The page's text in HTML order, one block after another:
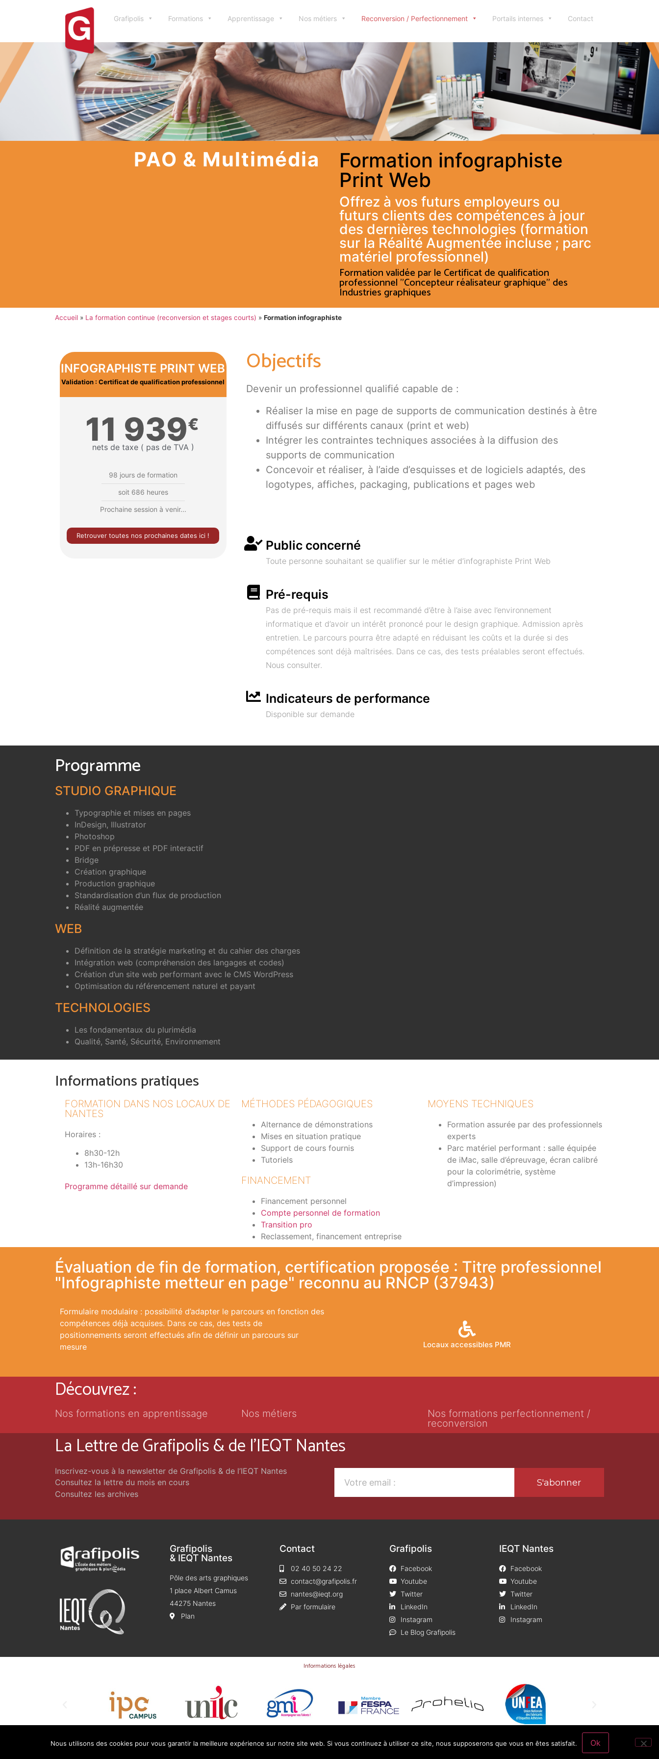
Grafipolis Formations Apprentissage Nos métiers Reconversion / Perfectionnement Portails internes Contact
PAO & Multimédia
Formation infographiste
Print Web
Offrez à vos futurs employeurs ou
futurs clients des compétences à jour
des dernières technologies (formation
sur la Réalité Augmentée incluse ; parc
matériel professionnel)
Formation validée par le Certificat de qualification
professionnel "Concepteur réalisateur graphique" des
Industries graphiques
Accueil » La formation continue (reconversion et stages courts) » Formation infographiste
INFOGRAPHISTE PRINT WEB
Validation : Certificat de qualification professionnel
11 939€
nets de taxe ( pas de TVA )
98 jours de formation
soit 686 heures
Prochaine session à venir...
Retrouver toutes nos prochaines dates ici !
Objectifs
Devenir un professionnel qualifié capable de :
Réaliser la mise en page de supports de communication destinés à être
diffusés sur différents canaux (print et web)
Intégrer les contraintes techniques associées à la diffusion des
supports de communication
Concevoir et réaliser, à l’aide d’esquisses et de logiciels adaptés, des
logotypes, affiches, packaging, publications et pages web
Public concerné
Toute personne souhaitant se qualifier sur le métier d’infographiste Print Web
Pré-requis
Pas de pré-requis mais il est recommandé d’être à l’aise avec l’environnement
informatique et d’avoir un intérêt prononcé pour le design graphique. Admission après
entretien. Le parcours pourra être adapté en réduisant les coûts et la durée si des
compétences sont déjà maîtrisées. Dans ce cas, des tests préalables seront effectués.
Nous consulter.
Indicateurs de performance
Disponible sur demande
Programme
STUDIO GRAPHIQUE
Typographie et mises en pages
InDesign, Illustrator
Photoshop
PDF en prépresse et PDF interactif
Bridge
Création graphique
Production graphique
Standardisation d’un flux de production
Réalité augmentée
WEB
Définition de la stratégie marketing et du cahier des charges
Intégration web (compréhension des langages et codes)
Création d’un site web performant avec le CMS WordPress
Optimisation du référencement naturel et payant
TECHNOLOGIES
Les fondamentaux du plurimédia
Qualité, Santé, Sécurité, Environnement
Informations pratiques
FORMATION DANS NOS LOCAUX DE
NANTES
Horaires :
8h30-12h
13h-16h30
Programme détaillé sur demande
MÉTHODES PÉDAGOGIQUES
Alternance de démonstrations
Mises en situation pratique
Support de cours fournis
Tutoriels
FINANCEMENT
Financement personnel
Compte personnel de formation
Transition pro
Reclassement, financement entreprise
MOYENS TECHNIQUES
Formation assurée par des professionnels
experts
Parc matériel performant : salle équipée
de iMac, salle d’épreuvage, écran calibré
pour la colorimétrie, système
d’impression)
Évaluation de fin de formation, certification proposée : Titre professionnel
"Infographiste metteur en page" reconnu au RNCP (37943)
Formulaire modulaire : possibilité d’adapter le parcours en fonction des
compétences déjà acquises. Dans ce cas, des tests de
positionnements seront effectués afin de définir un parcours sur
mesure
Locaux accessibles PMR
Découvrez :
Nos formations en apprentissage Nos métiers
Nos formations perfectionnement /
reconversion
La Lettre de Grafipolis & de l'IEQT Nantes
Inscrivez-vous à la newsletter de Grafipolis & de l’IEQT Nantes
Consultez la lettre du mois en cours
Consultez les archives
S'abonner
Grafipolis
& IEQT Nantes
Pôle des arts graphiques
1 place Albert Camus
44275 Nantes
Plan
Contact
02 40 50 24 22
contact@grafipolis.fr
nantes@ieqt.org
Par formulaire
Grafipolis
Facebook
Youtube
Twitter
LinkedIn
Instagram
Le Blog Grafipolis
IEQT Nantes
Facebook
Youtube
Twitter
LinkedIn
Instagram
Informations légales
Dernière mise à jour 02/04/2026
Nous utilisons des cookies pour vous garantir la meilleure expérience sur notre site web. Si vous continuez à utiliser ce site, nous supposerons que vous en êtes satisfait. Ok